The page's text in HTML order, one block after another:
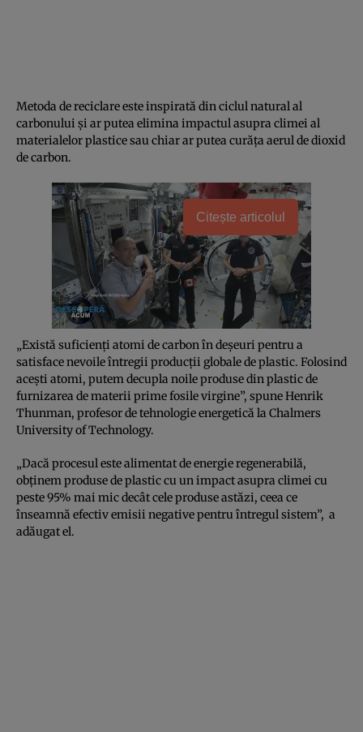
Metoda de reciclare este inspirată din ciclul natural al
carbonului și ar putea elimina impactul asupra climei al
materialelor plastice sau chiar ar putea curăța aerul de dioxid
de carbon.
Citește articolul
„Există suficienți atomi de carbon în deșeuri pentru a
satisface nevoile întregii producții globale de plastic. Folosind
acești atomi, putem decupla noile produse din plastic de
furnizarea de materii prime fosile virgine”, spune Henrik
Thunman, profesor de tehnologie energetică la Chalmers
University of Technology.
„Dacă procesul este alimentat de energie regenerabilă,
obținem produse de plastic cu un impact asupra climei cu
peste 95% mai mic decât cele produse astăzi, ceea ce
înseamnă efectiv emisii negative pentru întregul sistem”, a
adăugat el.